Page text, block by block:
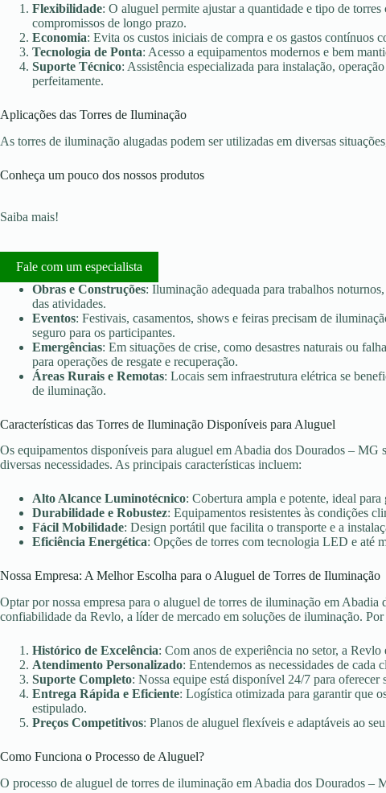
Flexibilidade: O aluguel permite ajustar a quantidade e tipo de
compromissos de longo prazo.
Economia: Evita os custos iniciais de compra e os gastos contínuos
Tecnologia de Ponta: Acesso a equipamentos modernos e bem
Suporte Técnico: Assistência especializada para instalação,
perfeitamente.
Aplicações das Torres de Iluminação
As torres de iluminação alugadas podem ser utilizadas em diversas
Conheça um pouco dos nossos produtos
Saiba mais!
Fale com um especialista
Obras e Construções: Iluminação adequada para trabalhos
das atividades.
Eventos: Festivais, casamentos, shows e feiras precisam de
seguro para os participantes.
Emergências: Em situações de crise, como desastres naturais ou
para operações de resgate e recuperação.
Áreas Rurais e Remotas: Locais sem infraestrutura elétrica se
de iluminação.
Características das Torres de Iluminação Disponíveis para Aluguel
Os equipamentos disponíveis para aluguel em Abadia dos Dourados – MG
diversas necessidades. As principais características incluem:
Alto Alcance Luminotécnico: Cobertura ampla e potente, ideal para
Durabilidade e Robustez: Equipamentos resistentes às condições
Fácil Mobilidade: Design portátil que facilita o transporte e a
Eficiência Energética: Opções de torres com tecnologia LED e até
Nossa Empresa: A Melhor Escolha para o Aluguel de Torres de Iluminação
Optar por nossa empresa para o aluguel de torres de iluminação em
confiabilidade da Revlo, a líder de mercado em soluções de iluminação.
Histórico de Excelência: Com anos de experiência no setor, a
Atendimento Personalizado: Entendemos as necessidades de cada
Suporte Completo: Nossa equipe está disponível 24/7 para
Entrega Rápida e Eficiente: Logística otimizada para garantir que
estipulado.
Preços Competitivos: Planos de aluguel flexíveis e adaptáveis ao
Como Funciona o Processo de Aluguel?
O processo de aluguel de torres de iluminação em Abadia dos Dourados –